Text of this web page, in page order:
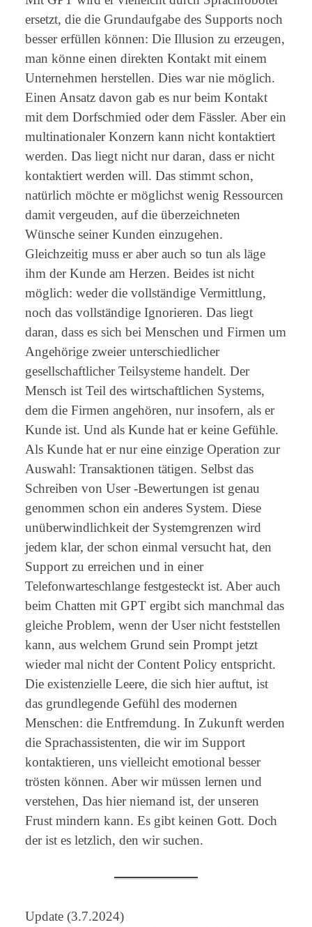
ersetzt, die die Grundaufgabe des Supports noch
besser erfüllen können: Die Illusion zu erzeugen,
man könne einen direkten Kontakt mit einem
Unternehmen herstellen. Dies war nie möglich.
Einen Ansatz davon gab es nur beim Kontakt
mit dem Dorfschmied oder dem Fässler. Aber ein
multinationaler Konzern kann nicht kontaktiert
werden. Das liegt nicht nur daran, dass er nicht
kontaktiert werden will. Das stimmt schon,
natürlich möchte er möglichst wenig Ressourcen
damit vergeuden, auf die überzeichneten
Wünsche seiner Kunden einzugehen.
Gleichzeitig muss er aber auch so tun als läge
ihm der Kunde am Herzen. Beides ist nicht
möglich: weder die vollständige Vermittlung,
noch das vollständige Ignorieren. Das liegt
daran, dass es sich bei Menschen und Firmen um
Angehörige zweier unterschiedlicher
gesellschaftlicher Teilsysteme handelt. Der
Mensch ist Teil des wirtschaftlichen Systems,
dem die Firmen angehören, nur insofern, als er
Kunde ist. Und als Kunde hat er keine Gefühle.
Als Kunde hat er nur eine einzige Operation zur
Auswahl: Transaktionen tätigen. Selbst das
Schreiben von User -Bewertungen ist genau
genommen schon ein anderes System. Diese
unüberwindlichkeit der Systemgrenzen wird
jedem klar, der schon einmal versucht hat, den
Support zu erreichen und in einer
Telefonwarteschlange festgesteckt ist. Aber auch
beim Chatten mit GPT ergibt sich manchmal das
gleiche Problem, wenn der User nicht feststellen
kann, aus welchem Grund sein Prompt jetzt
wieder mal nicht der Content Policy entspricht.
Die existenzielle Leere, die sich hier auftut, ist
das grundlegende Gefühl des modernen
Menschen: die Entfremdung. In Zukunft werden
die Sprachassistenten, die wir im Support
kontaktieren, uns vielleicht emotional besser
trösten können. Aber wir müssen lernen und
verstehen, Das hier niemand ist, der unseren
Frust mindern kann. Es gibt keinen Gott. Doch
der ist es letzlich, den wir suchen.
Update (3.7.2024)